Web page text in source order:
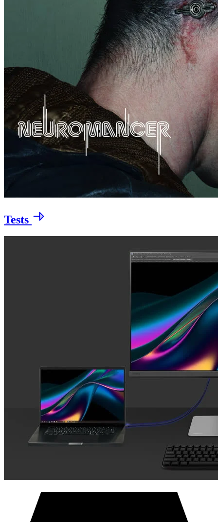
Tests